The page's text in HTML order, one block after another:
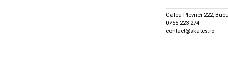
Calea Plevnei 222,
0755 223 274
contact@skates.ro